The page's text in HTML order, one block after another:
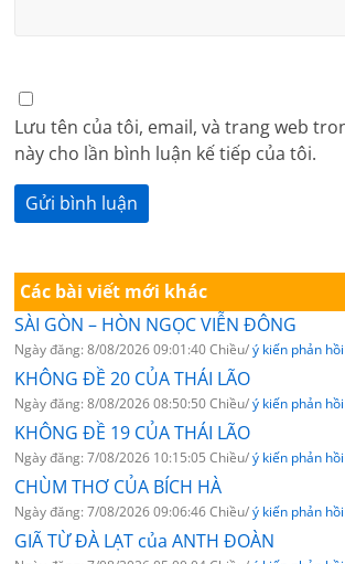
Lưu tên của tôi, email, và trang web
này cho lần bình luận kế tiếp của tôi.
Các bài viết mới khác
SÀI GÒN – HÒN NGỌC VIỄN ĐÔNG
Ngày đăng: 8/08/2026 09:01:40 Chiều/ý kiến phản
KHÔNG ĐỀ 20 CỦA THÁI LÃO
Ngày đăng: 8/08/2026 08:50:50 Chiều/ý kiến phản
KHÔNG ĐỀ 19 CỦA THÁI LÃO
Ngày đăng: 7/08/2026 10:15:05 Chiều/ý kiến phản
CHÙM THƠ CỦA BÍCH HÀ
Ngày đăng: 7/08/2026 09:06:46 Chiều/ý kiến phản
GIÃ TỪ ĐÀ LẠT của ANTH ĐOÀN